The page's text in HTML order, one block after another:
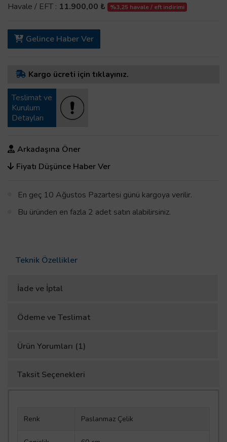
Havale / EFT : 11.900,00 ₺ %3,25 havale / eft indirimi
Gelince Haber Ver
Kargo ücreti için tıklayınız.
Teslimat ve
Kurulum
Detayları
Arkadaşına Öner
Fiyatı Düşünce Haber Ver
En geç 10 Ağustos Pazartesi günü kargoya verilir.
Bu üründen en fazla 2 adet satın alabilirsiniz.
Teknik Özellikler
İade ve İptal
Ödeme ve Teslimat
Ürün Yorumları (1)
Taksit Seçenekleri
Renk Paslanmaz Çelik